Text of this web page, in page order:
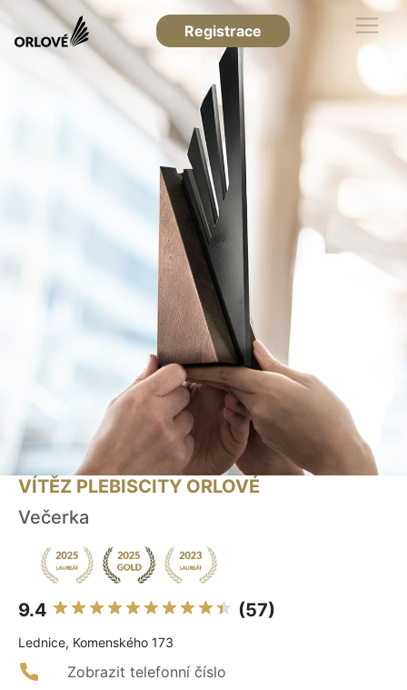
Registrace
VÍTĚZ PLEBISCITY ORLOVÉ
Večerka
9.4 (57)
Lednice, Komenského 173
Zobrazit telefonní číslo